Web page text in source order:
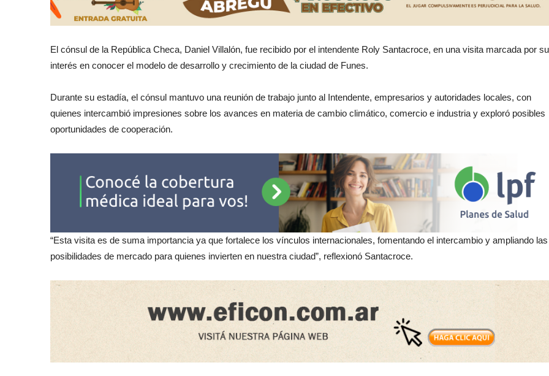
El cónsul de la República Checa, Daniel Villalón, fue recibido por el intendente Roly Santacroce, en una visita marcada por su
interés en conocer el modelo de desarrollo y crecimiento de la ciudad de Funes.
Durante su estadía, el cónsul mantuvo una reunión de trabajo junto al Intendente, empresarios y autoridades locales, con
quienes intercambió impresiones sobre los avances en materia de cambio climático, comercio e industria y exploró posibles
oportunidades de cooperación.
“Esta visita es de suma importancia ya que fortalece los vínculos internacionales, fomentando el intercambio y ampliando las
posibilidades de mercado para quienes invierten en nuestra ciudad”, reflexionó Santacroce.